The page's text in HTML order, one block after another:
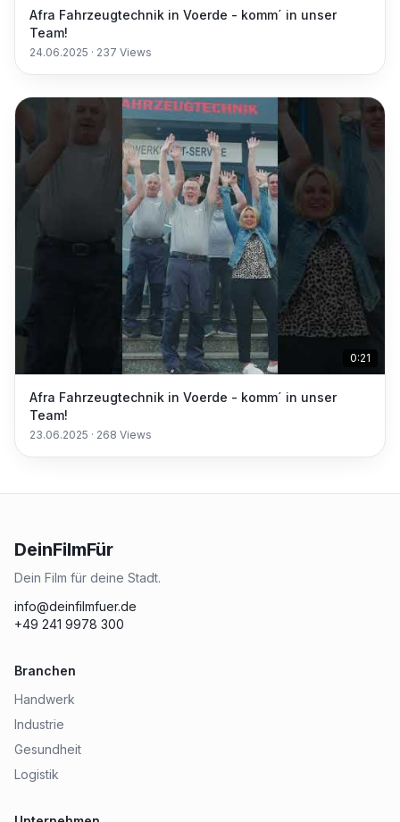
Afra Fahrzeugtechnik in Voerde - komm´ in unser
Team!
24.06.2025 · 237 Views
0:21
Afra Fahrzeugtechnik in Voerde - komm´ in unser
Team!
23.06.2025 · 268 Views
DeinFilmFür
Dein Film für deine Stadt.
info@deinfilmfuer.de
+49 241 9978 300
Branchen
Handwerk
Industrie
Gesundheit
Logistik